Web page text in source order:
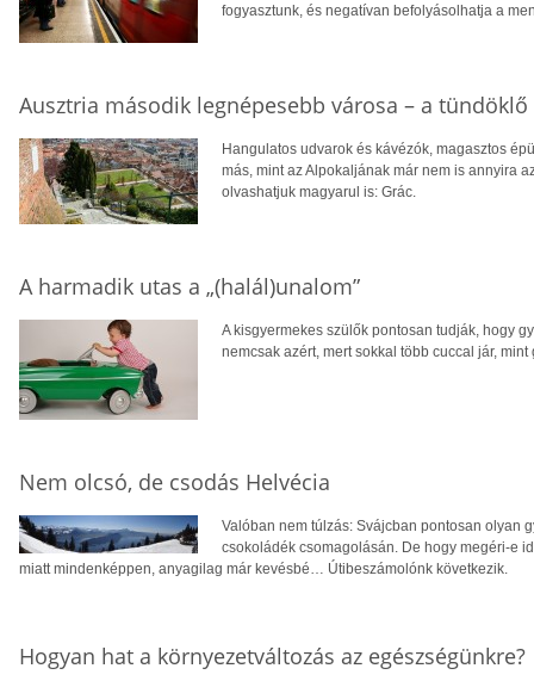
fogyasztunk, és negatívan befolyásolhatja a
Ausztria második legnépesebb városa – a tündöklő
Hangulatos udvarok és kávézók, magasztos
más, mint az Alpokaljának már nem is annyira
olvashatjuk magyarul is: Grác.
A harmadik utas a „(halál)unalom”
A kisgyermekes szülők pontosan tudják, hogy
nemcsak azért, mert sokkal több cuccal jár, mint
Nem olcsó, de csodás Helvécia
Valóban nem túlzás: Svájcban pontosan olyan
csokoládék csomagolásán. De hogy megéri-e
miatt mindenképpen, anyagilag már kevésbé… Útibeszámolónk következik.
Hogyan hat a környezetváltozás az egészségünkre?